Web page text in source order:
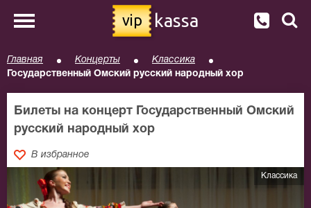
vip kassa
Главная Концерты
Классика
Государственный Омский русский народный хор
Билеты на концерт Государственный Омский
русский народный хор
В избранное
Классика